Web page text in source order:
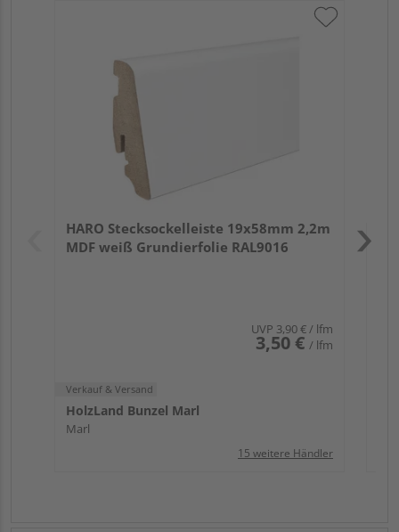
HARO Stecksockelleiste 19x58mm 2,2m
MDF weiß Grundierfolie RAL9016
UVP 3,90 €/ lfm
3,50 € / lfm
Verkauf & Versand
HolzLand Bunzel Marl
Marl
15 weitere Händler